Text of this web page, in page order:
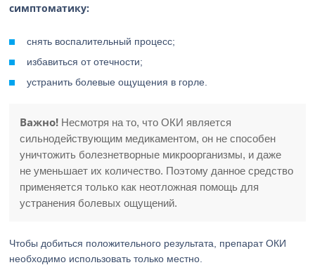
симптоматику:
снять воспалительный процесс;
избавиться от отечности;
устранить болевые ощущения в горле.
Важно! Несмотря на то, что ОКИ является
сильнодействующим медикаментом, он не способен
уничтожить болезнетворные микроорганизмы, и даже
не уменьшает их количество. Поэтому данное средство
применяется только как неотложная помощь для
устранения болевых ощущений.
Чтобы добиться положительного результата, препарат ОКИ
необходимо использовать только местно.